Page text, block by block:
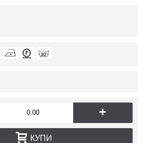
+
КУПИ